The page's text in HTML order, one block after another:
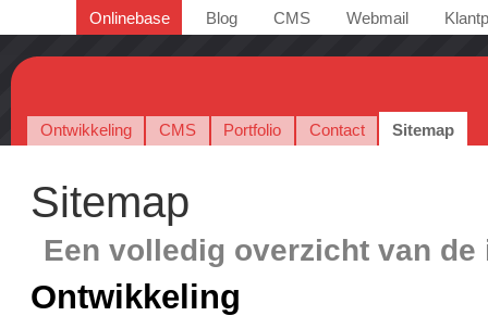
Onlinebase Blog CMS Webmail
Ontwikkeling CMS Portfolio Contact Sitemap
Sitemap
Een volledig overzicht van
Ontwikkeling